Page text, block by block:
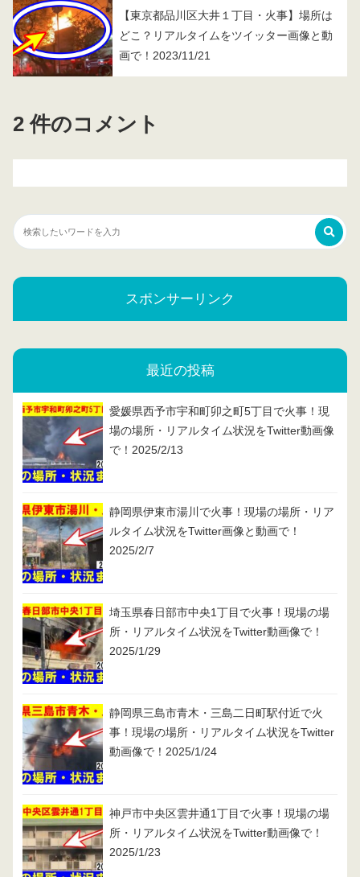
【東京都品川区大井１丁目・火事】場所は
どこ？リアルタイムをツイッター画像と動
画で！2023/11/21
2 件のコメント
スポンサーリンク
最近の投稿
愛媛県西予市宇和町卯之町5丁目で火事！現
場の場所・リアルタイム状況をTwitter動画像
で！2025/2/13
静岡県伊東市湯川で火事！現場の場所・リア
ルタイム状況をTwitter画像と動画で！
2025/2/7
埼玉県春日部市中央1丁目で火事！現場の場
所・リアルタイム状況をTwitter動画像で！
2025/1/29
静岡県三島市青木・三島二日町駅付近で火
事！現場の場所・リアルタイム状況をTwitter
動画像で！2025/1/24
神戸市中央区雲井通1丁目で火事！現場の場
所・リアルタイム状況をTwitter動画像で！
2025/1/23